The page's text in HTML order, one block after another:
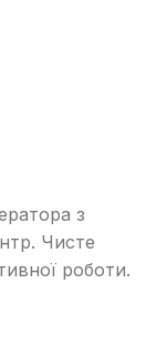
з
Чисте
роботи.